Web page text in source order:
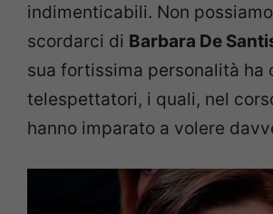
indimenticabili. Non
scordarci di Barbara De
sua fortissima personalità ha
telespettatori, i quali, nel
hanno imparato a volere